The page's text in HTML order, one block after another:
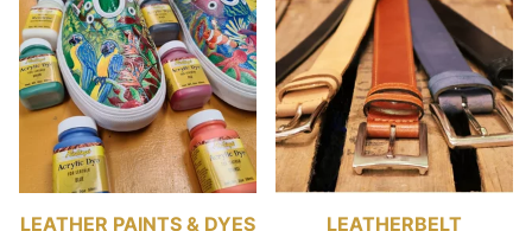
LEATHER PAINTS & DYES LEATHERBELT